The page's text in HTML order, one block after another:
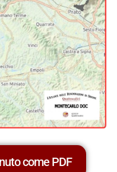
come PDF